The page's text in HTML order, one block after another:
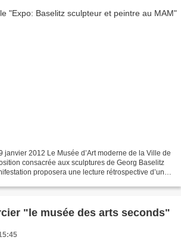
janvier 2012 Le Musée d’Art moderne de la Ville de
consacrée aux sculptures de Georg Baselitz
proposera une lecture rétrospective d’un
"le musée des arts seconds"